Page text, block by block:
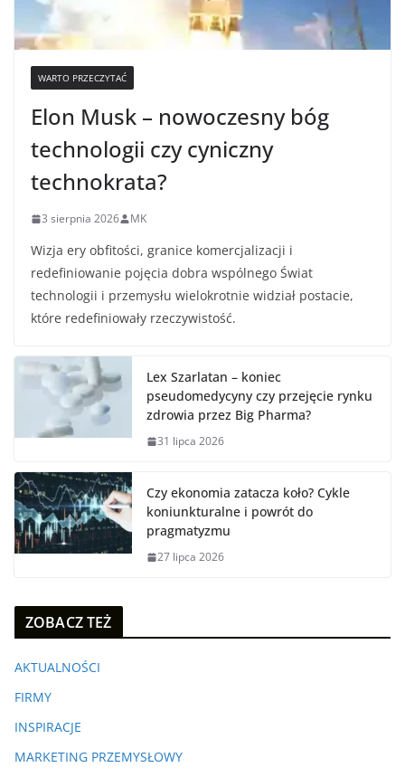
WARTO PRZECZYTAĆ
Elon Musk – nowoczesny bóg
technologii czy cyniczny
technokrata?
3 sierpnia 2026 MK
Wizja ery obfitości, granice komercjalizacji i
redefiniowanie pojęcia dobra wspólnego Świat
technologii i przemysłu wielokrotnie widział postacie,
które redefiniowały rzeczywistość.
Lex Szarlatan – koniec
pseudomedycyny czy przejęcie rynku
zdrowia przez Big Pharma?
31 lipca 2026
Czy ekonomia zatacza koło? Cykle
koniunkturalne i powrót do
pragmatyzmu
27 lipca 2026
ZOBACZ TEŻ
AKTUALNOŚCI
FIRMY
INSPIRACJE
MARKETING PRZEMYSŁOWY